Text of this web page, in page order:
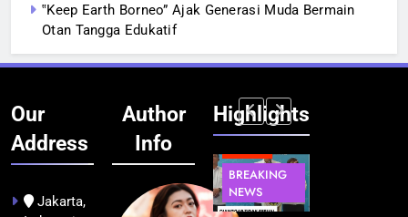
‟Keep Earth Borneo” Ajak Generasi Muda Bermain
Otan Tangga Edukatif
Our
Address
Jakarta,
Author
Info
Highlights
BERITA
BUDAYA
BERITA
NEWS
BREAKING
NEWS